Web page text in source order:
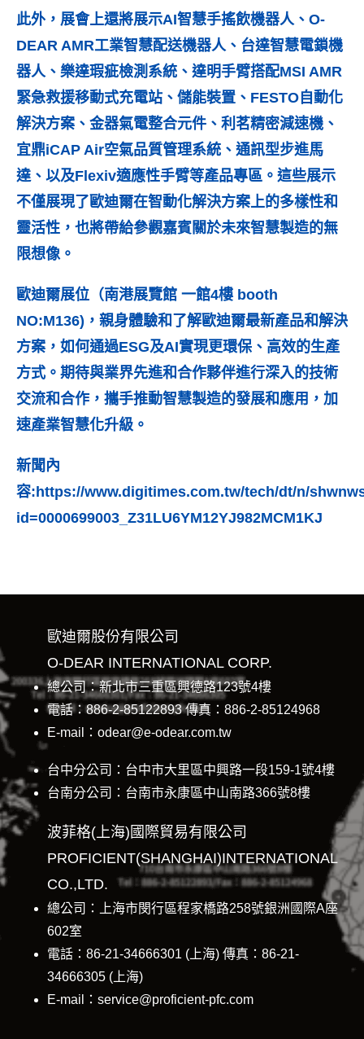
此外，展會上還將展示AI智慧手搖飲機器人、O-
DEAR AMR工業智慧配送機器人、台達智慧電鎖機
器人、樂達瑕疵檢測系統、達明手臂搭配MSI AMR
緊急救援移動式充電站、儲能裝置、FESTO自動化
解決方案、金器氣電整合元件、利茗精密減速機、
宜鼎iCAP Air空氣品質管理系統、通訊型步進馬
達、以及Flexiv適應性手臂等產品專區。這些展示
不僅展現了歐迪爾在智動化解決方案上的多樣性和
靈活性，也將帶給參觀嘉賓關於未來智慧製造的無
限想像。
歐迪爾展位（南港展覽館 一館4樓 booth
NO:M136)，親身體驗和了解歐迪爾最新產品和解決
方案，如何通過ESG及AI實現更環保、高效的生產
方式。期待與業界先進和合作夥伴進行深入的技術
交流和合作，攜手推動智慧製造的發展和應用，加
速產業智慧化升級。
新聞內
容:https://www.digitimes.com.tw/tech/dt/n/
id=0000699003_Z31LU6YM12YJ982MCM1KJ
歐迪爾股份有限公司
O-DEAR INTERNATIONAL CORP.
總公司：新北市三重區興德路123號4樓
電話：886-2-85122893 傳真：886-2-85124968
E-mail：odear@e-odear.com.tw
台中分公司：台中市大里區中興路一段159-1號4樓
台南分公司：台南市永康區中山南路366號8樓
波菲格(上海)國際貿易有限公司
PROFICIENT(SHANGHAI)INTERNATIONAL
CO.,LTD.
總公司：上海市閔行區程家橋路258號銀洲國際A座
602室
電話：86-21-34666301 (上海) 傳真：86-21-
34666305 (上海)
E-mail：service@proficient-pfc.com